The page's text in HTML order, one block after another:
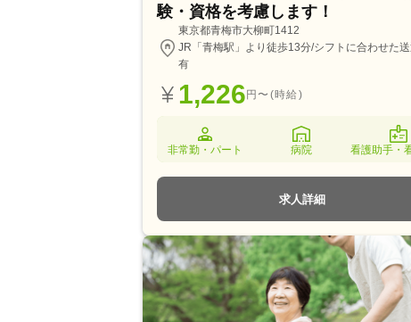
験・資格を考慮します！
東京都青梅市大柳町1412
JR「青梅駅」より徒歩13分/シフトに合わせた
有
1,226円〜(時給)
非常勤・パート 病院 看護助手・
求人詳細